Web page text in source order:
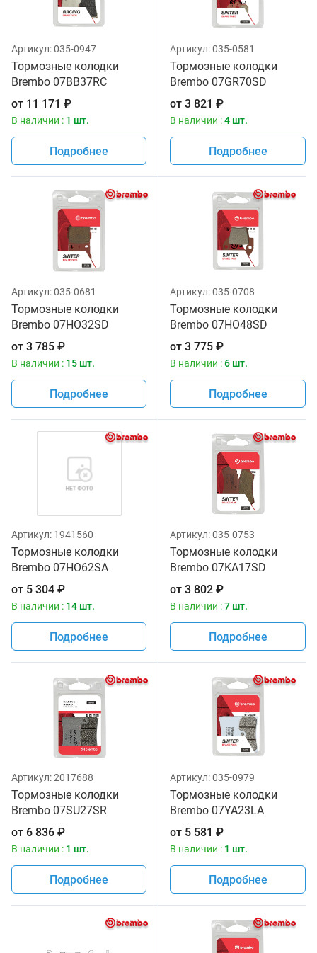
Артикул:035-0947
Тормозные колодки
Brembo 07BB37RC
от 11 171 ₽
В наличии : 1 шт.
Подробнее
Артикул:035-0581
Тормозные колодки
Brembo 07GR70SD
от 3 821 ₽
В наличии :4 шт.
Подробнее
Артикул:035-0681
Тормозные колодки
Brembo 07HO32SD
от 3 785 ₽
В наличии : 15 шт.
Подробнее
Артикул:035-0708
Тормозные колодки
Brembo 07HO48SD
от 3 775 ₽
В наличии :6 шт.
Подробнее
Артикул: 1941560
Тормозные колодки
Brembo 07HO62SA
от 5 304 ₽
В наличии : 14 шт.
Подробнее
Артикул:035-0753
Тормозные колодки
Brembo 07KA17SD
от 3 802 ₽
В наличии :7 шт.
Подробнее
Артикул:2017688
Тормозные колодки
Brembo 07SU27SR
от 6 836 ₽
В наличии : 1 шт.
Подробнее
Артикул:035-0979
Тормозные колодки
Brembo 07YA23LA
от 5 581 ₽
В наличии : 1 шт.
Подробнее